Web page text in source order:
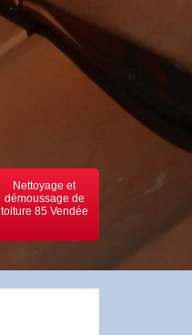
Nettoyage et
démoussage de
toiture 85 Vendée